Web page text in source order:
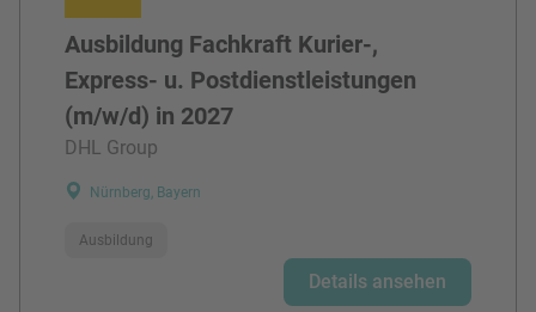
Ausbildung Fachkraft Kurier-,
Express- u. Postdienstleistungen
(m/w/d) in 2027
DHL Group
Nürnberg, Bayern
Ausbildung
Details ansehen